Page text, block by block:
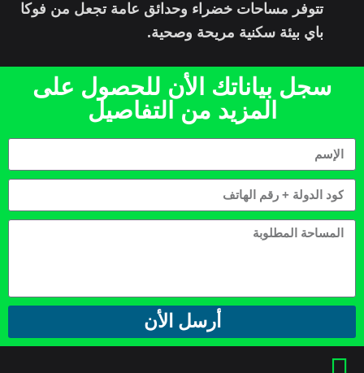
تتوفر مساحات خضراء وحدائق عامة تجعل من فوكا
باي بيئة سكنية مريحة وصحية.
سجل بياناتك الأن للحصول على
المزيد من التفاصيل
أرسل الأن